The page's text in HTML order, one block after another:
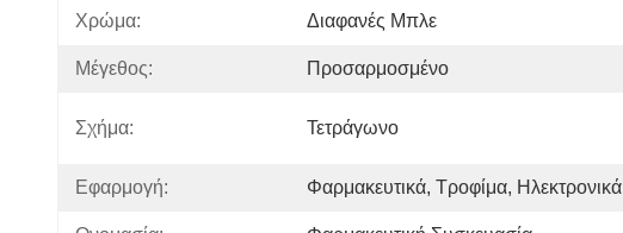
Χρώμα: Διαφανές Μπλε
Μέγεθος: Προσαρμοσμένο
Σχήμα: Τετράγωνο
Εφαρμογή: Φαρμακευτικά, Τροφίμα, Ηλεκτρονικά